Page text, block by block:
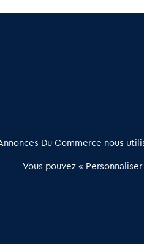
les acteurs de l’immobilier
Du Commerce nous
Vous pouvez «